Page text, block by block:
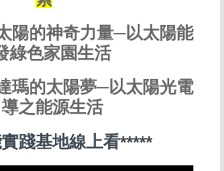
陽的神奇力量─以太陽能
綠色家園生活
瑪的太陽夢─以太陽光電
之能源生活
踐基地線上看*****